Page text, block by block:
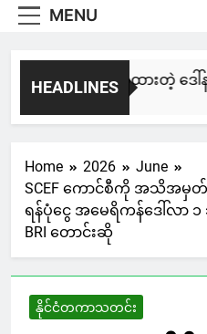
MENU
HEADLINES
မြင်းချေးနဲ့ ရေးဆွဲထားတဲ့ ဒေ
2 Days Ago
Home 2026
June
SCEF ကောင်စီကို အသိအမှတ်ပ
ရန်ပုံငွေ အမေရိကန်ဒေါ်လာ
BRI တောင်းဆို
နိုင်ငံတကာသတင်း